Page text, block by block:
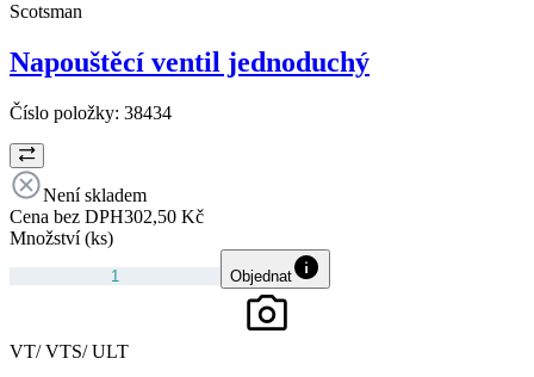
Scotsman
Napouštěcí ventil jednoduchý
Číslo položky: 38434
Není skladem
Cena bez DPH302,50 Kč
Množství (ks)
Objednat
VT/ VTS/ ULT